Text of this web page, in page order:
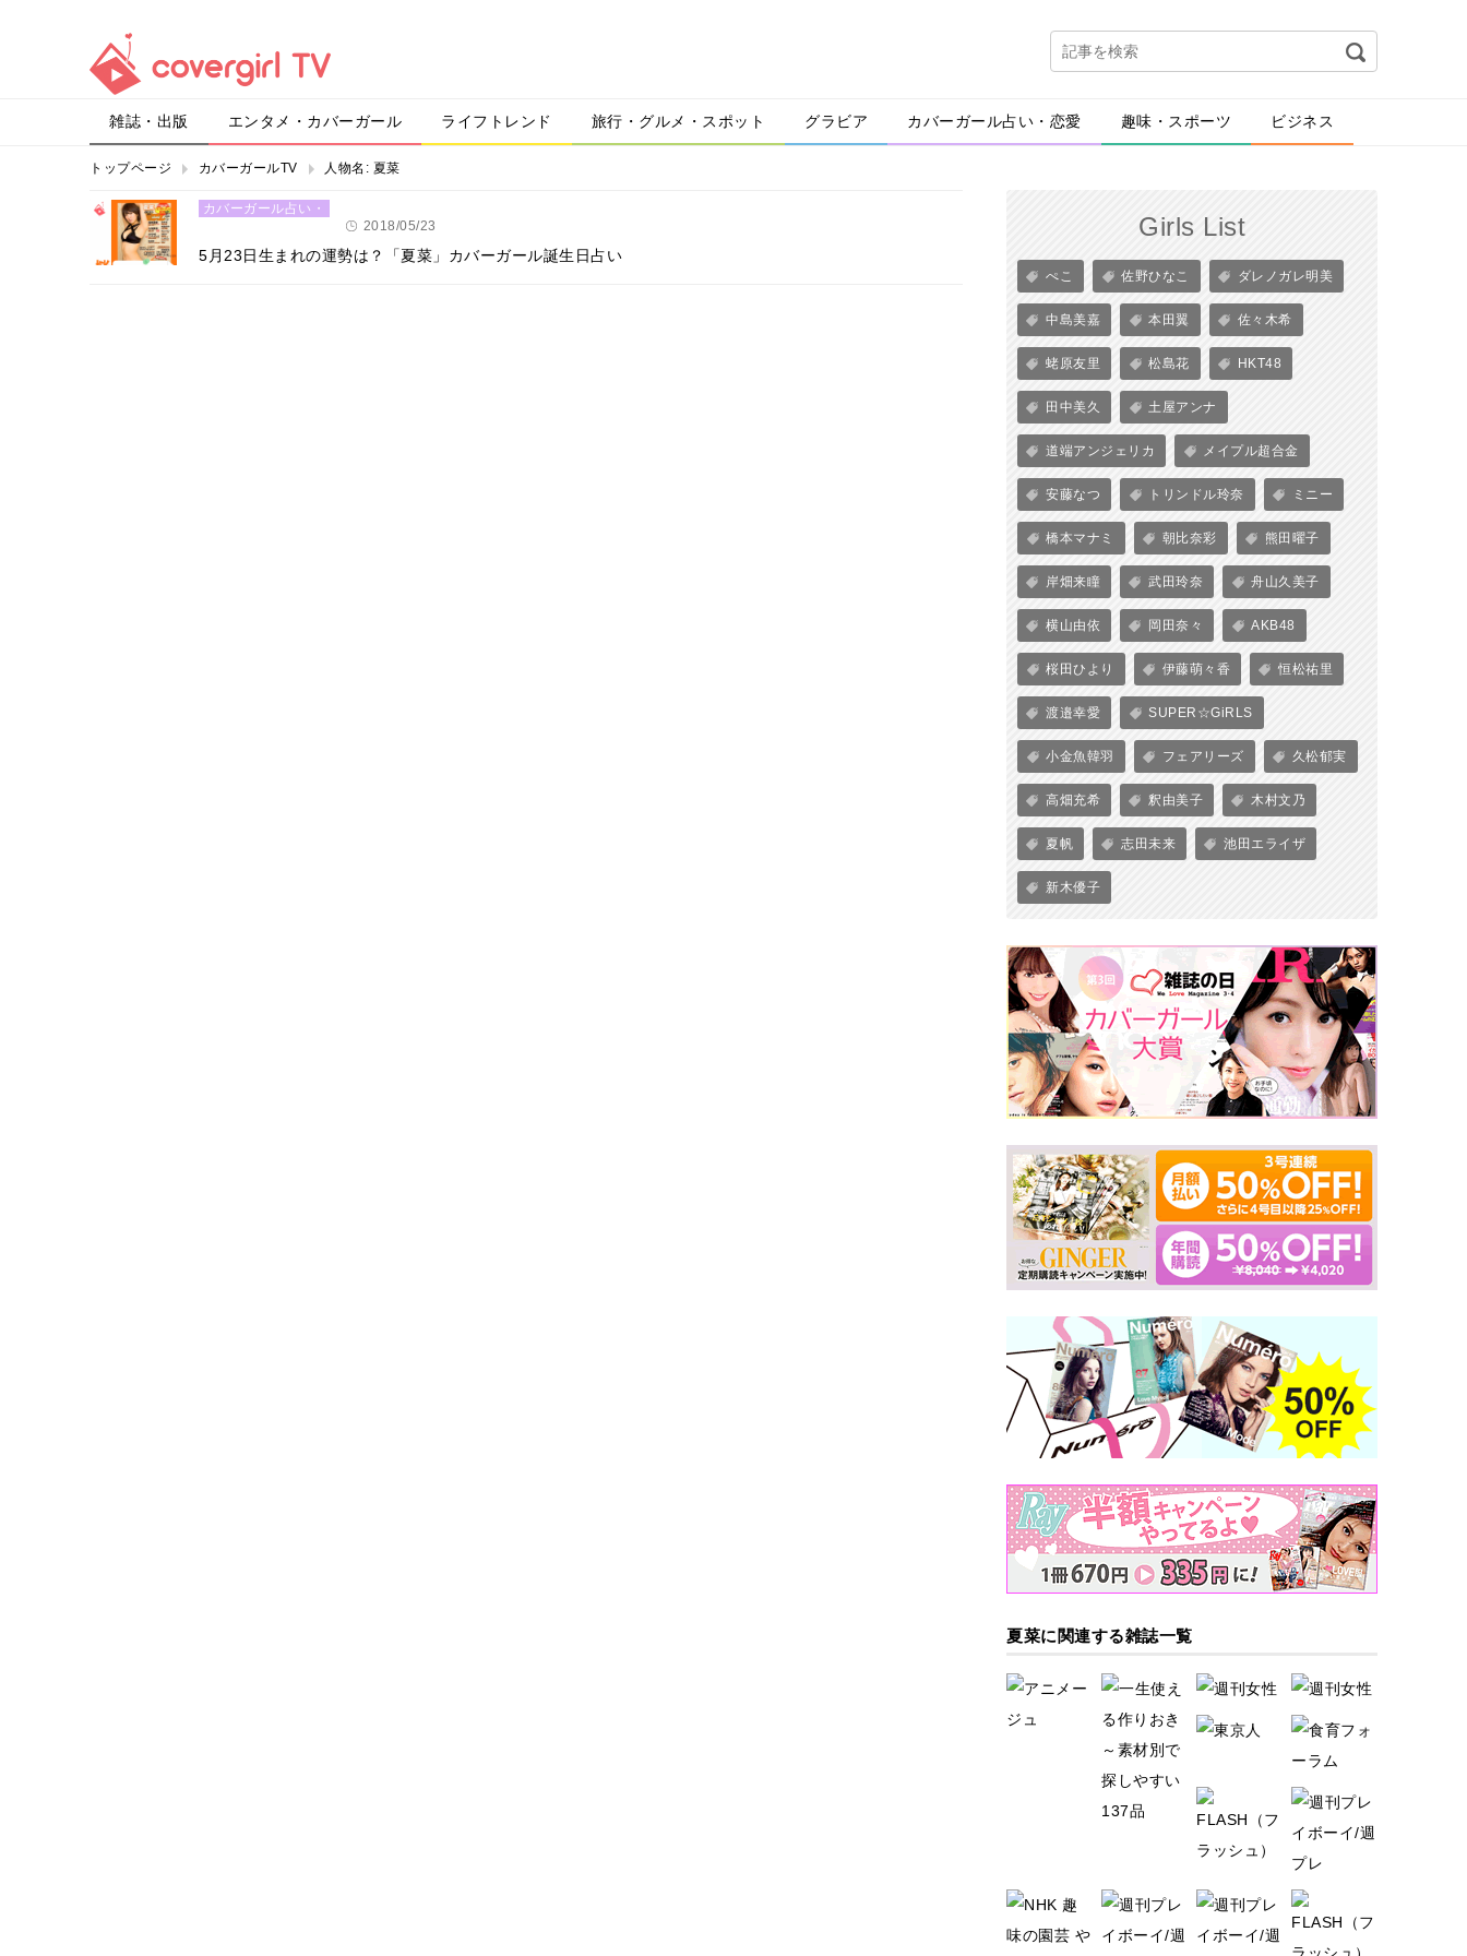
雑誌・出版 エンタメ・カバーガール ライフトレンド 旅行・グルメ・スポット グラビア カバーガール占い・恋愛 趣味・スポーツ ビジネス
トップページ カバーガールTV 人物名: 夏菜
カバーガール占い・
2018/05/23
5月23日生まれの運勢は？「夏菜」カバーガール誕生日占い
Girls List
ぺこ 佐野ひなこ ダレノガレ明美
中島美嘉 本田翼 佐々木希
蛯原友里 松島花 HKT48
田中美久 土屋アンナ
道端アンジェリカ メイプル超合金
安藤なつ トリンドル玲奈 ミニー
橋本マナミ 朝比奈彩 熊田曜子
岸畑来瞳 武田玲奈 舟山久美子
横山由依 岡田奈々 AKB48
桜田ひより 伊藤萌々香 恒松祐里
渡邉幸愛 SUPER☆GiRLS
小金魚韓羽 フェアリーズ 久松郁実
高畑充希 釈由美子 木村文乃
夏帆 志田未来 池田エライザ
新木優子
夏菜に関連する雑誌一覧